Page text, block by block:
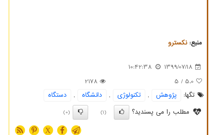
منبع:نكسترو
1399/07/18
10:42:38
5.0
/ 5
2178
تگها:
پژوهش , تكنولوژی , دانشگاه ,
دستگاه
مطلب را می پسندید؟
(1)
(0)
X